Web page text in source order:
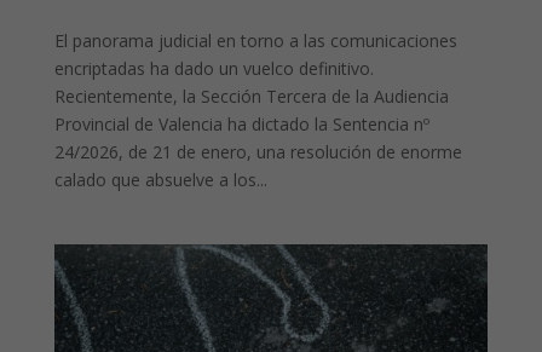
El panorama judicial en torno a las comunicaciones
encriptadas ha dado un vuelco definitivo.
Recientemente, la Sección Tercera de la Audiencia
Provincial de Valencia ha dictado la Sentencia nº
24/2026, de 21 de enero, una resolución de enorme
calado que absuelve a los...